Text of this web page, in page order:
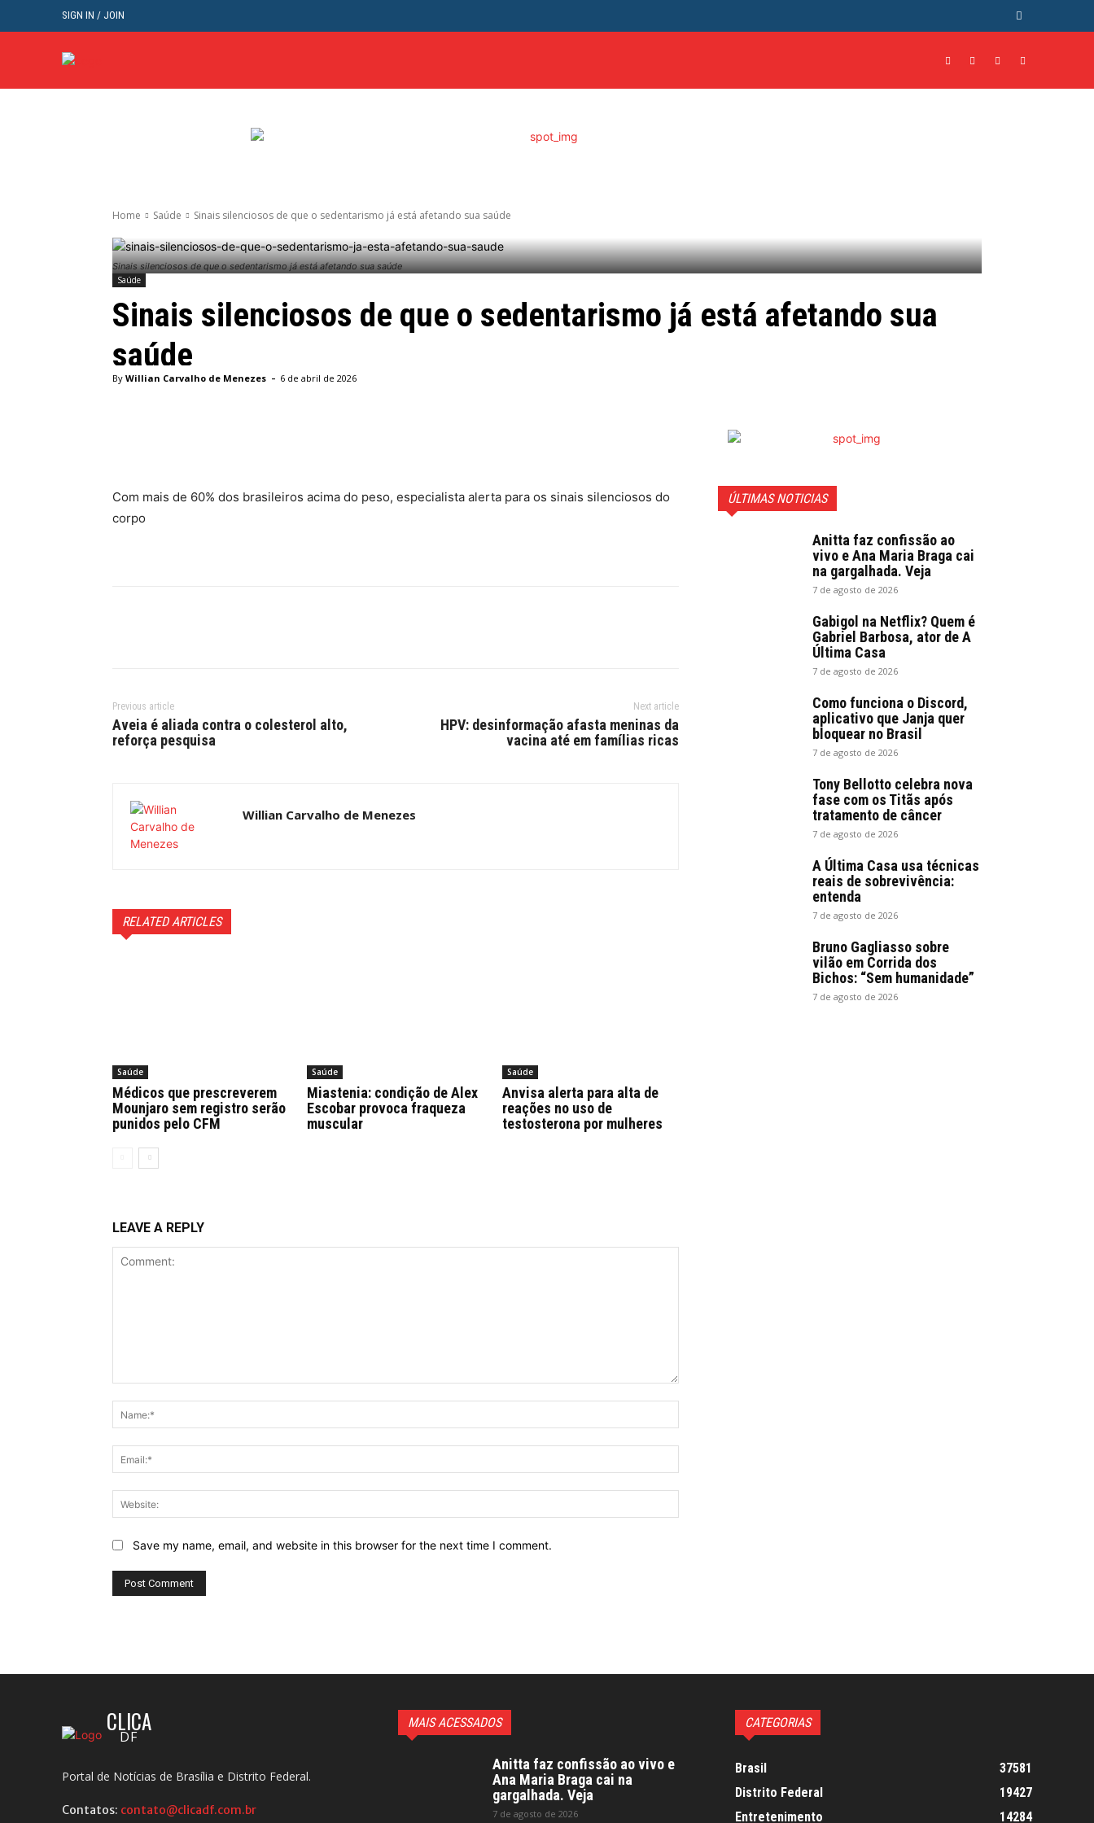
SIGN IN / JOIN
Home Saúde Sinais silenciosos de que o sedentarismo já está afetando sua saúde
Sinais silenciosos de que o sedentarismo já está afetando sua saúde
Saúde
Sinais silenciosos de que o sedentarismo já está afetando sua
saúde
By Willian Carvalho de Menezes - 6 de abril de 2026
Com mais de 60% dos brasileiros acima do peso, especialista alerta para os sinais silenciosos do
corpo
Previous article
Aveia é aliada contra o colesterol alto,
reforça pesquisa
Next article
HPV: desinformação afasta meninas da
vacina até em famílias ricas
Willian Carvalho de Menezes
RELATED ARTICLES
Saúde
Médicos que prescreverem
Mounjaro sem registro serão
punidos pelo CFM
Saúde
Miastenia: condição de Alex
Escobar provoca fraqueza
muscular
Saúde
Anvisa alerta para alta de
reações no uso de
testosterona por mulheres
LEAVE A REPLY
Save my name, email, and website in this browser for the next time I comment.
ÚLTIMAS NOTICIAS
Anitta faz confissão ao
vivo e Ana Maria Braga cai
na gargalhada. Veja
7 de agosto de 2026
Gabigol na Netflix? Quem é
Gabriel Barbosa, ator de A
Última Casa
7 de agosto de 2026
Como funciona o Discord,
aplicativo que Janja quer
bloquear no Brasil
7 de agosto de 2026
Tony Bellotto celebra nova
fase com os Titãs após
tratamento de câncer
7 de agosto de 2026
A Última Casa usa técnicas
reais de sobrevivência:
entenda
7 de agosto de 2026
Bruno Gagliasso sobre
vilão em Corrida dos
Bichos: “Sem humanidade”
7 de agosto de 2026
CLICA
DF
Portal de Notícias de Brasília e Distrito Federal.
Contatos: contato@clicadf.com.br
MAIS ACESSADOS
Anitta faz confissão ao vivo e
Ana Maria Braga cai na
gargalhada. Veja
7 de agosto de 2026
CATEGORIAS
Brasil
37581
Distrito Federal
19427
Entretenimento
14284